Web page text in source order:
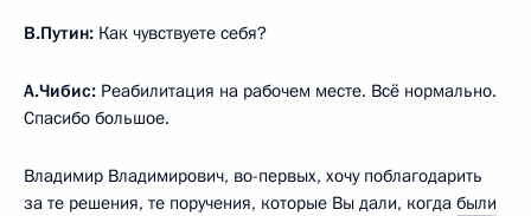
В.Путин: Как чувствуете себя?
А.Чибис: Реабилитация на рабочем месте. Всё нормально.
Спасибо большое.
Владимир Владимирович, во-первых, хочу поблагодарить
за те решения, те поручения, которые Вы дали, когда были